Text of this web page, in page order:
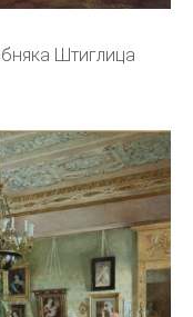
Штиглица